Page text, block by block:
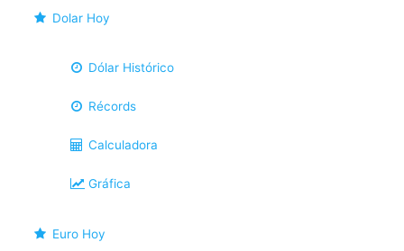
Dolar Hoy
Dólar Histórico
Récords
Calculadora
Gráfica
Euro Hoy